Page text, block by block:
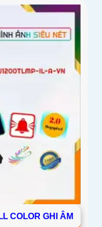
COLOR GHI ÂM